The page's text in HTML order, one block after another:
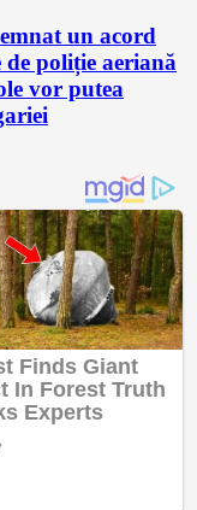
un acord
poliție aeriană
vor putea